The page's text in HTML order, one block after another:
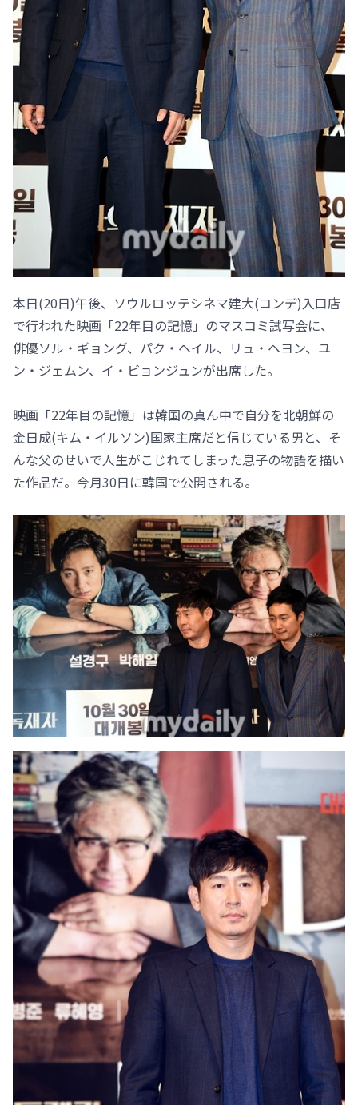
本日(20日)午後、ソウルロッテシネマ建大(コンデ)入口店
で行われた映画「22年目の記憶」のマスコミ試写会に、
俳優ソル・ギョング、パク・ヘイル、リュ・ヘヨン、ユ
ン・ジェムン、イ・ビョンジュンが出席した。
映画「22年目の記憶」は韓国の真ん中で自分を北朝鮮の
金日成(キム・イルソン)国家主席だと信じている男と、そ
んな父のせいで人生がこじれてしまった息子の物語を描い
た作品だ。今月30日に韓国で公開される。